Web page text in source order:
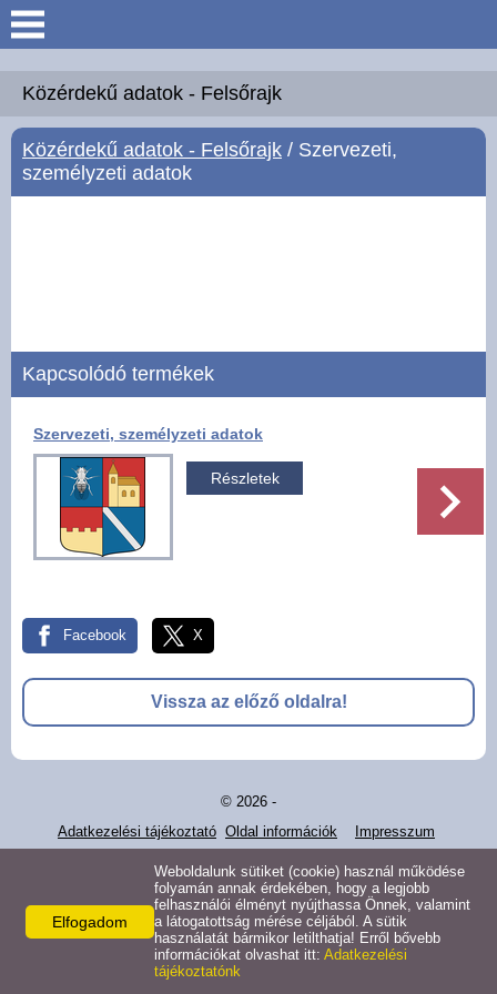
Keresés
Köszöntő
Hírek
Közérdekű adatok -
Galéria
Pályázatok
Alsórajk
EFOP-1.5.2-16-2017-00008
Közérdekű adatok - Felsőrajk
Közérdekű adatok - Felsőrajk / Szervezeti,
személyzeti adatok
Kapcsolódó termékek
Szervezeti, személyzeti adatok
Részletek
Facebook X
Vissza az előző oldalra!
© 2026 -
Adatkezelési tájékoztató Oldal információk Impresszum
Elfogadom
Weboldalunk sütiket (cookie) használ működése
folyamán annak érdekében, hogy a legjobb
felhasználói élményt nyújthassa Önnek, valamint
a látogatottság mérése céljából. A sütik
használatát bármikor letilthatja! Erről bővebb
információkat olvashat itt: Adatkezelési
tájékoztatónk